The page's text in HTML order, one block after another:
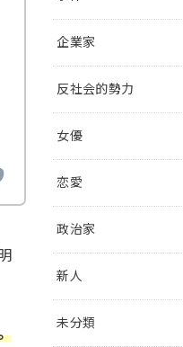
企業家
反社会的勢力
女優
恋愛
政治家
新人
未分類